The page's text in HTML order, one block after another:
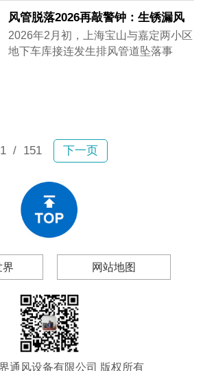
护成本。本文将从加工精度、材质适
配、交付保障三个维度，对比市场主
流供应商——宏达风管、安达通风以
节，通风系统能效指标从推荐性要求
升级为强制评价内容，新建建筑通风
系统能效上限值较2020版标准收紧约
18%。
风管脱落2026再敲警钟：生锈漏风
别等砸下来再换
2026年2月初，上海宝山与嘉定两小区
地下车库接连发生排风管道坠落事
落。所幸均未造成人员伤亡，然而连
续两起事故为工程和物业管理领域敲
落绝非偶然现象。
1/ 151 下一页
界 网站地图
通风设备有限公司 版权所有